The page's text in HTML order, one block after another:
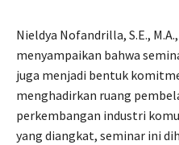
Nieldya Nofandrilla, S.E.,
menyampaikan bahwa
juga menjadi bentuk
menghadirkan ruang
perkembangan industri
yang diangkat, seminar ini